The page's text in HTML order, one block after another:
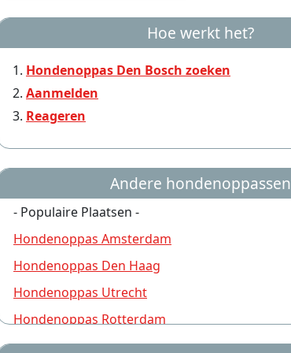
Hoe werkt het?
Hondenoppas Den Bosch zoeken
Aanmelden
Reageren
Andere hondenoppassen
- Populaire Plaatsen -
Hondenoppas Amsterdam
Hondenoppas Den Haag
Hondenoppas Utrecht
Hondenoppas Rotterdam
Hondenoppas Nijmegen